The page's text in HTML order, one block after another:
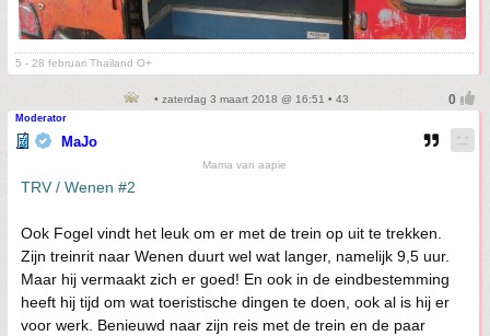
5 - 28 februari Thailand O+
• zaterdag 3 maart 2018 @ 16:51 • 43
Moderator
MaJo
Mama van aapie
TRV / Wenen #2
Ook Fogel vindt het leuk om er met de trein op uit te trekken.
Zijn treinrit naar Wenen duurt wel wat langer, namelijk 9,5 uur.
Maar hij vermaakt zich er goed! En ook in de eindbestemming
heeft hij tijd om wat toeristische dingen te doen, ook al is hij er
voor werk. Benieuwd naar zijn reis met de trein en de paar